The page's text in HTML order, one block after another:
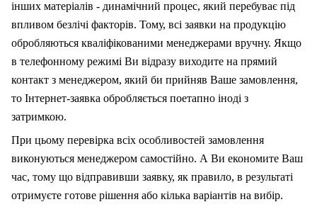
інших матеріалів - динамічний процес, який перебуває під
впливом безлічі факторів. Тому, всі заявки на продукцію
обробляються кваліфікованими менеджерами вручну. Якщо
в телефонному режимі Ви відразу виходите на прямий
контакт з менеджером, який би прийняв Ваше замовлення,
то Інтернет-заявка обробляється поетапно іноді з
затримкою.
При цьому перевірка всіх особливостей замовлення
виконуються менеджером самостійно. А Ви економите Ваш
час, тому що відправивши заявку, як правило, в результаті
отримуєте готове рішення або кілька варіантів на вибір.